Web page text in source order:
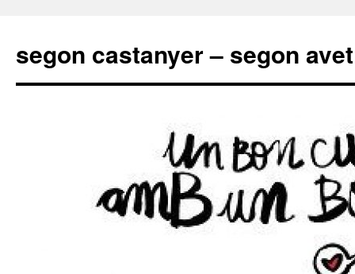
segon castanyer – segon avet